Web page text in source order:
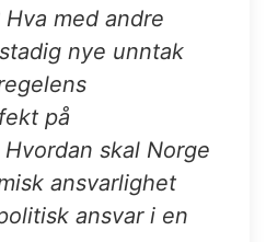
med andre
nye unntak
på
skal Norge
ansvarlighet
ansvar i en